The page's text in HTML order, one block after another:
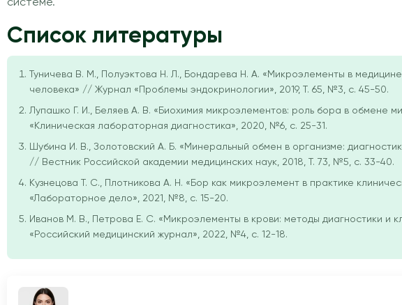
системе.
Список литературы
Туничева В. М., Полуэктова Н. Л., Бондарева Н. А. «Микроэлементы в
человека» // Журнал «Проблемы эндокринологии», 2019, Т. 65, №3, с. 45-50.
Лупашко Г. И., Беляев А. В. «Биохимия микроэлементов: роль бора в обмене
«Клиническая лабораторная диагностика», 2020, №6, с. 25-31.
Шубина И. В., Золотовский А. Б. «Минеральный обмен в организме:
// Вестник Российской академии медицинских наук, 2018, Т. 73, №5, с. 33-40.
Кузнецова Т. С., Плотникова А. Н. «Бор как микроэлемент в практике
«Лабораторное дело», 2021, №8, с. 15-20.
Иванов М. В., Петрова Е. С. «Микроэлементы в крови: методы диагностики и
«Российский медицинский журнал», 2022, №4, с. 12-18.